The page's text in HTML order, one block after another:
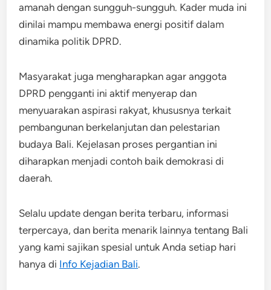
amanah dengan sungguh-sungguh. Kader muda ini
dinilai mampu membawa energi positif dalam
dinamika politik DPRD.
Masyarakat juga mengharapkan agar anggota
DPRD pengganti ini aktif menyerap dan
menyuarakan aspirasi rakyat, khususnya terkait
pembangunan berkelanjutan dan pelestarian
budaya Bali. Kejelasan proses pergantian ini
diharapkan menjadi contoh baik demokrasi di
daerah.
Selalu update dengan berita terbaru, informasi
terpercaya, dan berita menarik lainnya tentang Bali
yang kami sajikan spesial untuk Anda setiap hari
hanya di Info Kejadian Bali.